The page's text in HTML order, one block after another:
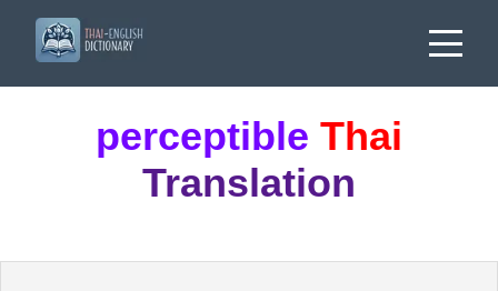
perceptible Thai
Translation